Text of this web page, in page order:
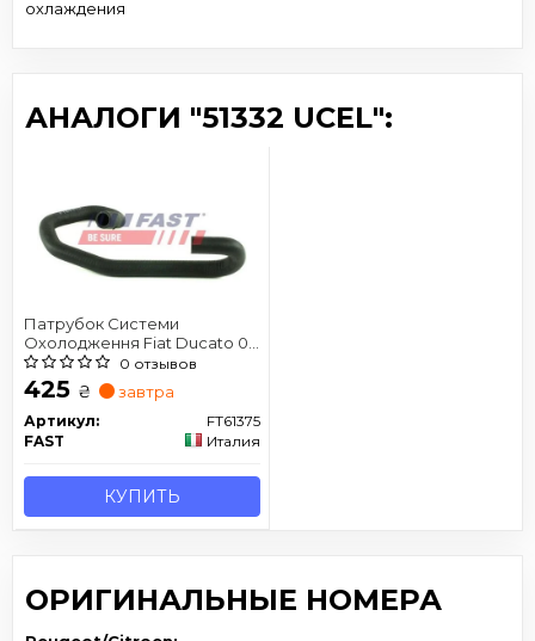
охлаждения
АНАЛОГИ "51332 UCEL":
Патрубок Системи
Охолодження Fiat Ducato 06
Термостата Лв 2.2Jtd
0 отзывов
425 ₴ завтра
Артикул:
FT61375
FAST
Италия
КУПИТЬ
ОРИГИНАЛЬНЫЕ НОМЕРА